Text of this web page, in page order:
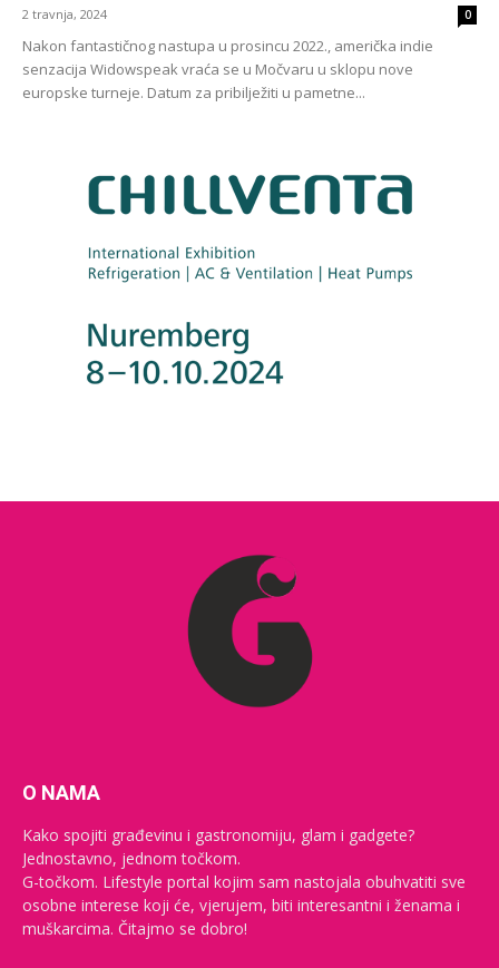
2 travnja, 2024 0
Nakon fantastičnog nastupa u prosincu 2022., američka indie
senzacija Widowspeak vraća se u Močvaru u sklopu nove
europske turneje. Datum za pribilježiti u pametne...
O NAMA
Kako spojiti građevinu i gastronomiju, glam i gadgete?
Jednostavno, jednom točkom.
G-točkom. Lifestyle portal kojim sam nastojala obuhvatiti sve
osobne interese koji će, vjerujem, biti interesantni i ženama i
muškarcima. Čitajmo se dobro!